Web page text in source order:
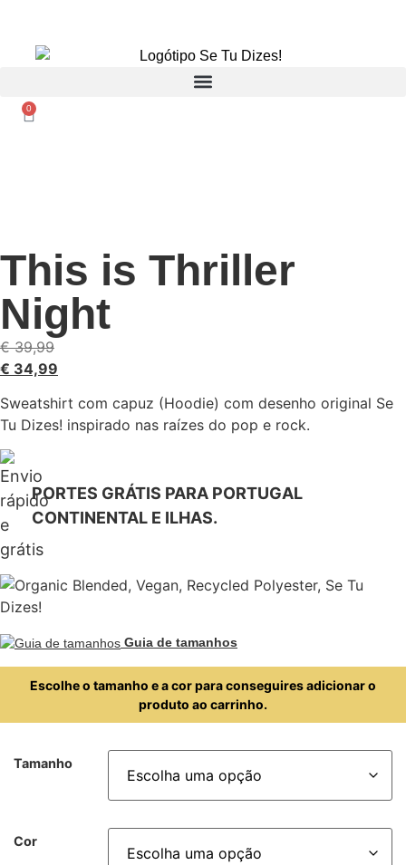
PORTES GRÁTIS A PARTIR DE 9,90€.
0
This is Thriller
Night
€39,99
€ 34,99
Sweatshirt com capuz (Hoodie) com desenho original Se
Tu Dizes! inspirado nas raízes do pop e rock.
PORTES GRÁTIS PARA PORTUGAL
CONTINENTAL E ILHAS.
Guia de tamanhos
Escolhe o tamanho e a cor para conseguires adicionar o
produto ao carrinho.
Tamanho
Cor